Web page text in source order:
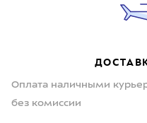
Оплата наличными
без комиссии